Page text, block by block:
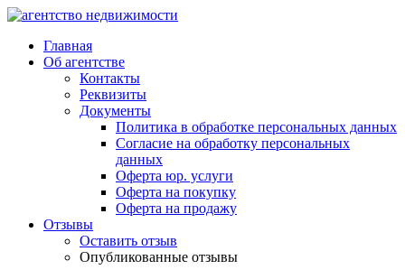
Главная
Об агентстве
Контакты
Реквизиты
Документы
Политика в обработке персональных данных
Согласие на обработку персональных
данных
Оферта юр. услуги
Оферта на покупку
Оферта на продажу
Отзывы
Оставить отзыв
Опубликованные отзывы